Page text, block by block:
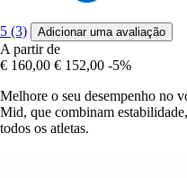
5 (3) Adicionar uma avaliação
A partir de
€ 160,00 € 152,00 -5%
Melhore o seu desempenho no
Mid, que combinam
todos os atletas.